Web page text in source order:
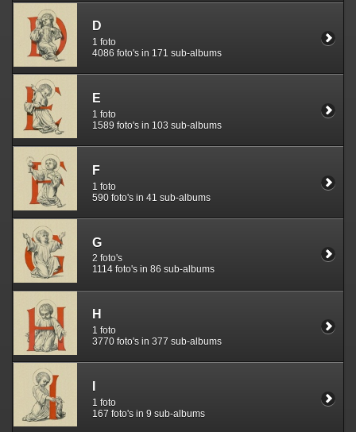
D
1 foto
4086 foto's in 171 sub-albums
E
1 foto
1589 foto's in 103 sub-albums
F
1 foto
590 foto's in 41 sub-albums
G
2 foto's
1114 foto's in 86 sub-albums
H
1 foto
3770 foto's in 377 sub-albums
1 foto
167 foto's in 9 sub-albums